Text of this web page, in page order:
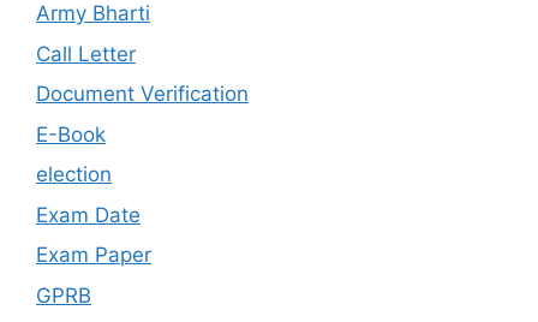
Army Bharti
Call Letter
Document Verification
E-Book
election
Exam Date
Exam Paper
GPRB